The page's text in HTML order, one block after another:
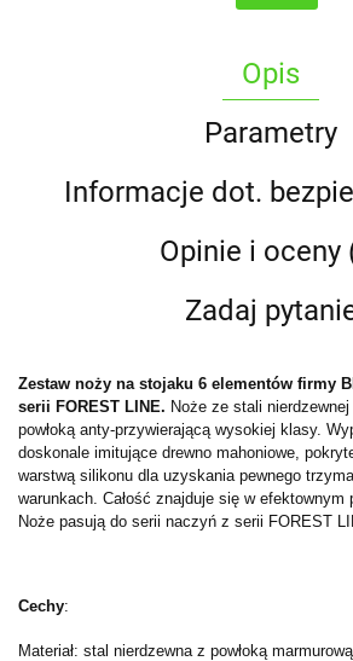
Opis
Parametry
Informacje dot.
Opinie i oceny
Zadaj
Zestaw noży na stojaku 6 elementów firmy
serii FOREST LINE. Noże ze stali
powłoką anty-przywierającą wysokiej klasy.
doskonale imitujące drewno mahoniowe,
warstwą silikonu dla uzyskania pewnego
warunkach. Całość znajduje się w efektownym
Noże pasują do serii naczyń z serii FOREST
Cechy:
Materiał: stal nierdzewna z powłoką marmurową